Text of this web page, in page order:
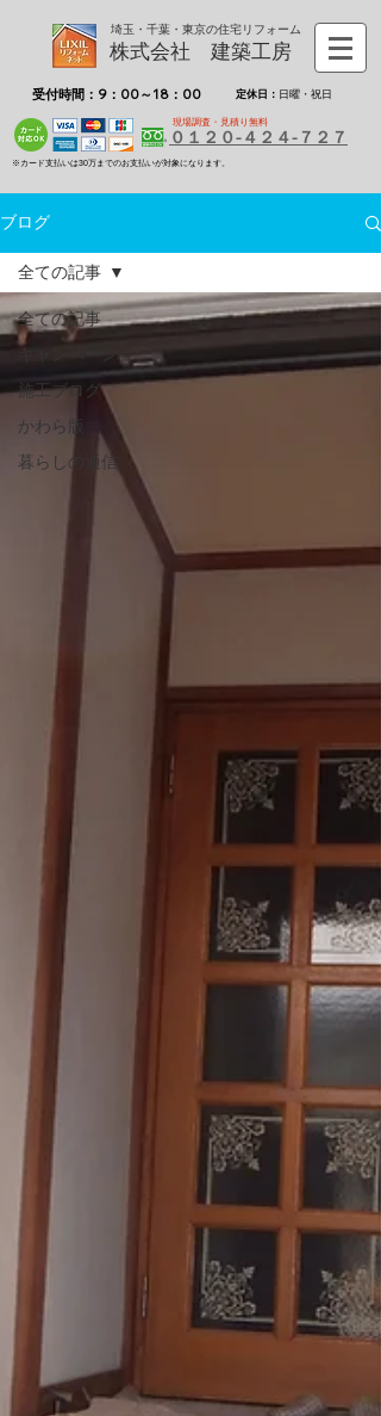
埼玉・千葉・東京の住宅リフォーム
株式会社 建築工房
受付時間：9：00～18：00 定休日： 日曜・祝日
現場調査・見積り無料
０１２０-４２４-７２７
※カード支払いは30万までのお支払いが対象になります。
ブログ
全ての記事
キャンペーン
施工ブログ
かわら版
暮らしの通信
全ての記事